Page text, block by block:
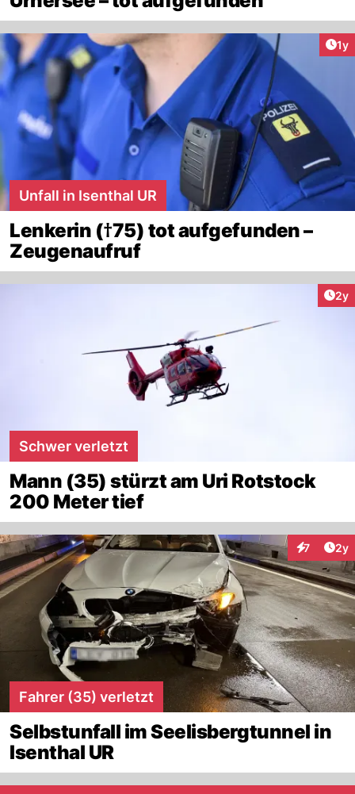
1y
Unfall in Isenthal UR
Lenkerin (†75) tot aufgefunden –
Zeugenaufruf
2y
Schwer verletzt
Mann (35) stürzt am Uri Rotstock
200 Meter tief
7 2y
Fahrer (35) verletzt
Selbstunfall im Seelisbergtunnel in
Isenthal UR